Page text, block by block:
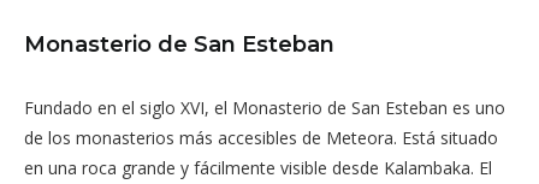
Monasterio de San Esteban
Fundado en el siglo XVI, el Monasterio de San Esteban es uno
de los monasterios más accesibles de Meteora. Está situado
en una roca grande y fácilmente visible desde Kalambaka. El